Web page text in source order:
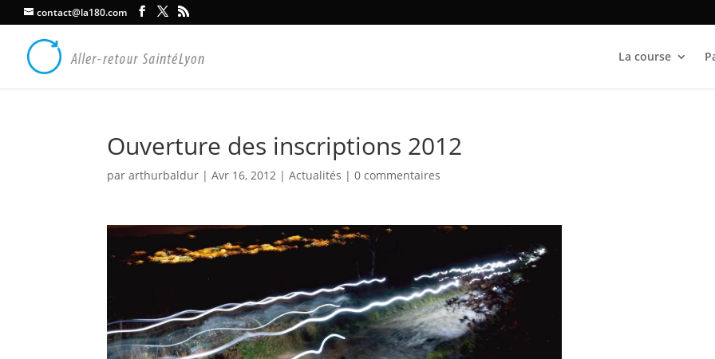
contact@la180.com
La course
Ouverture des inscriptions 2012
pararthurbaldur |Avr 16, 2012 |Actualités |0 commentaires